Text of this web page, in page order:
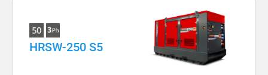
HRSW-250 S5